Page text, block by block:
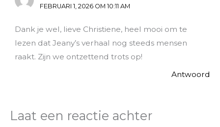
FEBRUARI 1, 2026 OM 10:11 AM
Dank je wel, lieve Christiene, heel mooi om te
lezen dat Jeany’s verhaal nog steeds mensen
raakt. Zijn we ontzettend trots op!
Antwoord
Laat een reactie achter